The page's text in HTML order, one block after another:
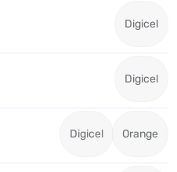
Digicel
Digicel
Digicel Orange